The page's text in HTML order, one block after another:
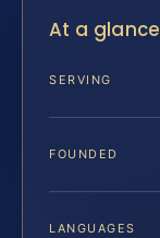
At a glance
SERVING
FOUNDED
LANGUAGES